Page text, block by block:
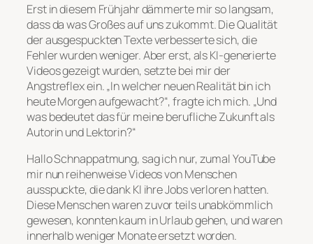
Erst in diesem Frühjahr dämmerte mir so langsam,
dass da was Großes auf uns zukommt. Die Qualität
der ausgespuckten Texte verbesserte sich, die
Fehler wurden weniger. Aber erst, als KI-generierte
Videos gezeigt wurden, setzte bei mir der
Angstreflex ein. „In welcher neuen Realität bin ich
heute Morgen aufgewacht?“, fragte ich mich. „Und
was bedeutet das für meine berufliche Zukunft als
Autorin und Lektorin?“
Hallo Schnappatmung, sag ich nur, zumal YouTube
mir nun reihenweise Videos von Menschen
ausspuckte, die dank KI ihre Jobs verloren hatten.
Diese Menschen waren zuvor teils unabkömmlich
gewesen, konnten kaum in Urlaub gehen, und waren
innerhalb weniger Monate ersetzt worden.